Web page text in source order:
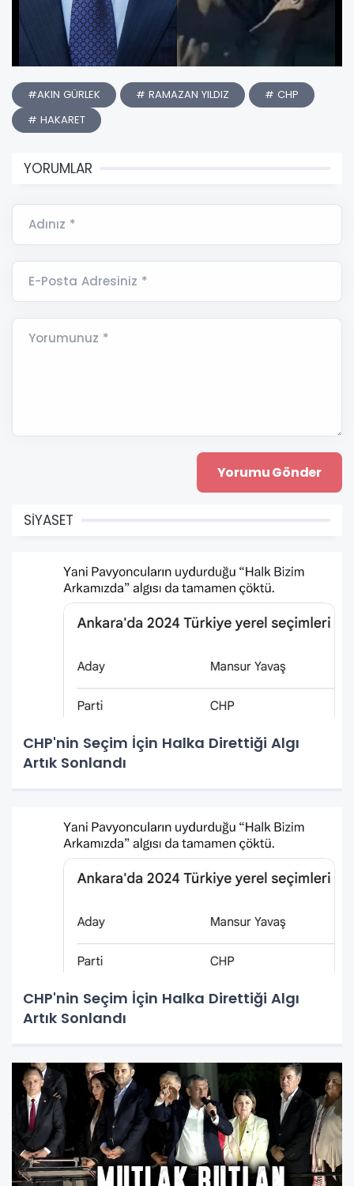
#AKIN GÜRLEK # RAMAZAN YILDIZ
# CHP
# HAKARET
YORUMLAR
Adınız *
E-Posta Adresiniz *
Yorumunuz *
SİYASET
CHP'nin Seçim İçin Halka Direttiği Algı
Artık Sonlandı
CHP'nin Seçim İçin Halka Direttiği Algı
Artık Sonlandı